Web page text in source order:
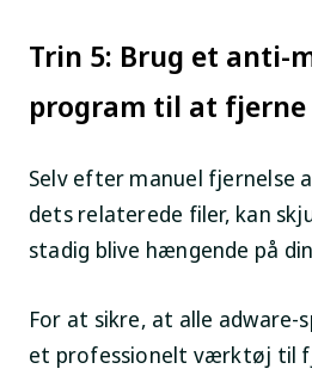
Trin 5: Brug et anti-
program til at fjerne
Selv efter manuel fjernelse
dets relaterede filer, kan
stadig blive hængende på
For at sikre, at alle adware-
et professionelt værktøj til